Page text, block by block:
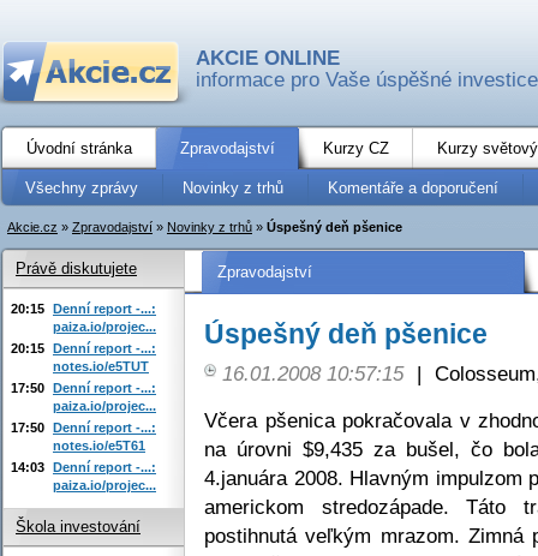
AKCIE ONLINE
informace pro Vaše úspěšné investice
Úvodní stránka Zpravodajství Kurzy CZ Kurzy
Všechny zprávy Novinky z trhů Komentáře a doporučení
Akcie.cz » Zpravodajství » Novinky z trhů » Úspešný deň pšenice
Zpravodajství
Úspešný deň pšenice
16.01.2008 10:57:15 |
Včera pšenica pokračovala v
na úrovni $9,435 za bušel, čo
4.januára 2008. Hlavným impulzom
americkom stredozápade. Táto
postihnutá veľkým mrazom.
Právě diskutujete
20:15 Denní report -...:
paiza.io/projec...
20:15 Denní report -...:
notes.io/e5TUT
17:50 Denní report -...:
paiza.io/projec...
17:50 Denní report -...:
notes.io/e5T61
14:03 Denní report -...:
paiza.io/projec...
Škola investování